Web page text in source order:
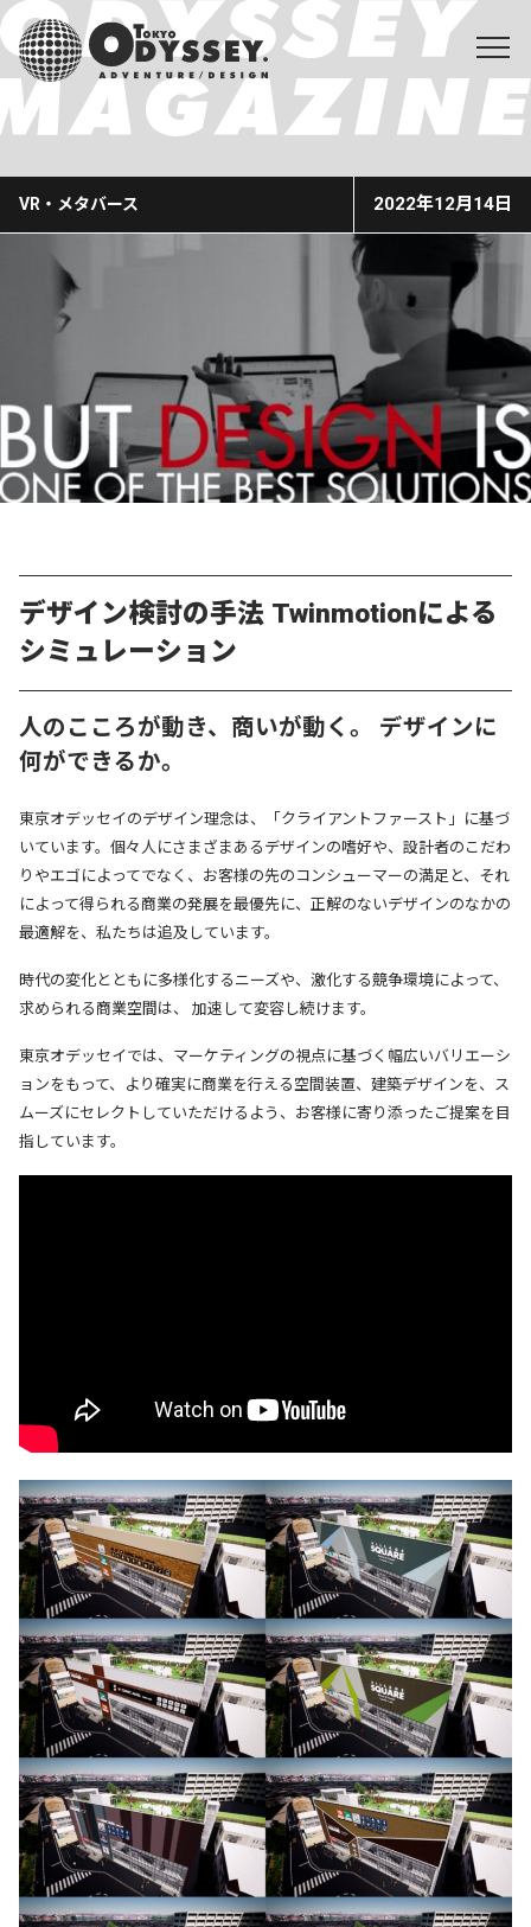
VR・メタバース 2022年12月14日
デザイン検討の手法 Twinmotionによる
シミュレーション
人のこころが動き、商いが動く。 デザインに
何ができるか。
東京オデッセイのデザイン理念は、「クライアントファースト」に基づ
いています。個々人にさまざまあるデザインの嗜好や、設計者のこだわ
りやエゴによってでなく、お客様の先のコンシューマーの満足と、それ
によって得られる商業の発展を最優先に、正解のないデザインのなかの
最適解を、私たちは追及しています。
時代の変化とともに多様化するニーズや、激化する競争環境によって、
求められる商業空間は、 加速して変容し続けます。
東京オデッセイでは、マーケティングの視点に基づく幅広いバリエーシ
ョンをもって、より確実に商業を行える空間装置、建築デザインを、ス
ムーズにセレクトしていただけるよう、お客様に寄り添ったご提案を目
指しています。